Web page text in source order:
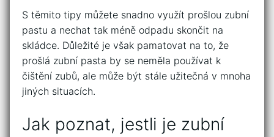
S těmito tipy můžete snadno využít prošlou ‍zubní
pastu a nechat tak ‌méně odpadu skončit‌ na
skládce. Důležité⁣ je ‌však pamatovat na to, že
prošlá zubní pasta by ‌se ‌neměla‍ používat⁤ k
čištění zubů, ⁢ale může být stále užitečná v mnoha
jiných‍ situacích.
Jak poznat, jestli je zubní